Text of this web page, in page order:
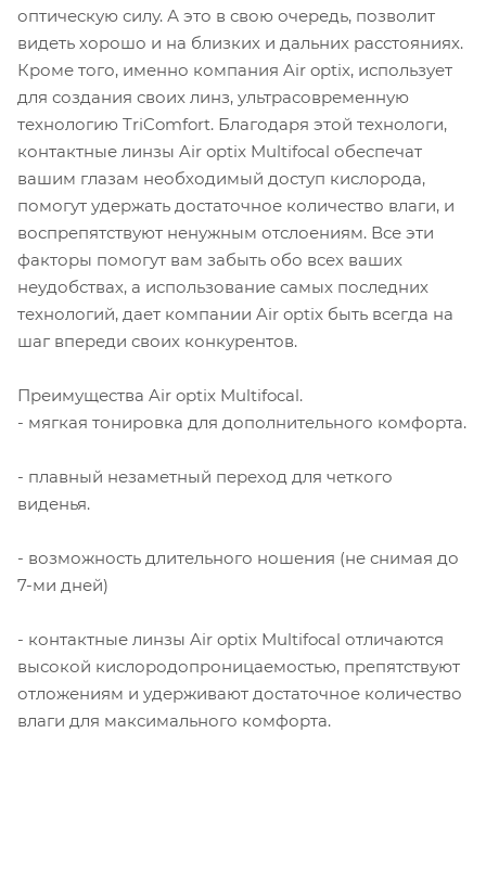
оптическую силу. А это в свою очередь, позволит
видеть хорошо и на близких и дальних расстояниях.
Кроме того, именно компания Air optix, использует
для создания своих линз, ультрасовременную
технологию TriComfort. Благодаря этой технологи,
контактные линзы Air optix Multifocal обеспечат
вашим глазам необходимый доступ кислорода,
помогут удержать достаточное количество влаги, и
воспрепятствуют ненужным отслоениям. Все эти
факторы помогут вам забыть обо всех ваших
неудобствах, а использование самых последних
технологий, дает компании Air optix быть всегда на
шаг впереди своих конкурентов.
Преимущества Air optix Multifocal.
- мягкая тонировка для дополнительного комфорта.
- плавный незаметный переход для четкого
виденья.
- возможность длительного ношения (не снимая до
7-ми дней)
- контактные линзы Air optix Multifocal отличаются
высокой кислородопроницаемостью, препятствуют
отложениям и удерживают достаточное количество
влаги для максимального комфорта.